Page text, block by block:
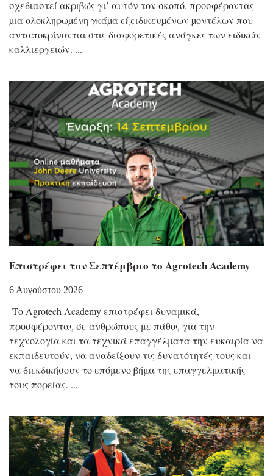
σχεδιαστεί ακριβώς γι’ αυτόν τον σκοπό, προσφέροντας
µια ολοκληρωµένη γκάµα εξειδικευµένων µοντέλων που
ανταποκρίνονται στις διαφορετικές ανάγκες των ειδικών
καλλιεργειών.
Επιστρέφει τον Σεπτέμβριο το Agrotech Academy
6 Αυγούστου 2026
Το Agrotech Academy επιστρέφει δυναμικά,
προσφέροντας σε ανθρώπους με πάθος για την
τεχνολογία και τα τεχνικά επαγγέλματα την ευκαιρία να
εκπαιδευτούν, να αναδείξουν τις δυνατότητές τους και
να διεκδικήσουν το επόμενο βήμα της επαγγελματικής
τους πορείας.